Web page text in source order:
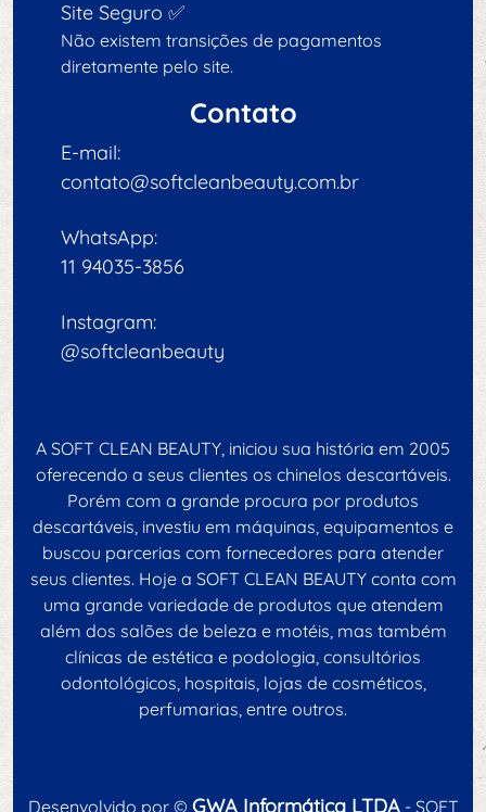
Site Seguro ✅
Não existem transições de pagamentos
diretamente pelo site.
Contato
E-mail:
contato@softcleanbeauty.com.br
WhatsApp:
11 94035-3856
Instagram:
@softcleanbeauty
A SOFT CLEAN BEAUTY, iniciou sua história em 2005
oferecendo a seus clientes os chinelos descartáveis.
Porém com a grande procura por produtos
descartáveis, investiu em máquinas, equipamentos e
buscou parcerias com fornecedores para atender
seus clientes. Hoje a SOFT CLEAN BEAUTY conta com
uma grande variedade de produtos que atendem
além dos salões de beleza e motéis, mas também
clínicas de estética e podologia, consultórios
odontológicos, hospitais, lojas de cosméticos,
perfumarias, entre outros.
Desenvolvido por © GWA Informática LTDA- SOFT